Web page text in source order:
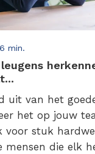
6 min.
uit van het
het op jouw
voor stuk
mensen die elk